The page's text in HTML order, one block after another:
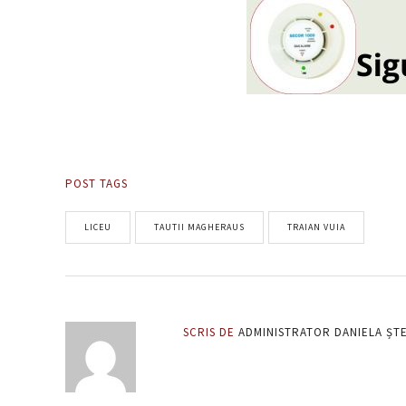
POST TAGS
LICEU TAUTII MAGHERAUS TRAIAN VUIA
SCRIS DE ADMINISTRATOR DANIELA